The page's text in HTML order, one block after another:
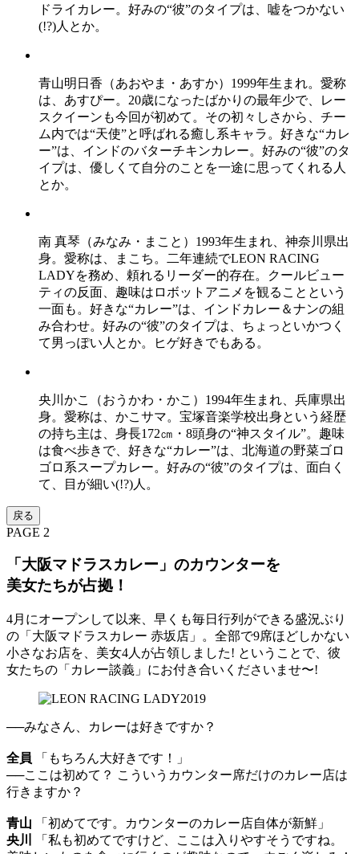
ドライカレー。好みの“彼”のタイプは、嘘をつかない
(!?)人とか。
青山明日香（あおやま・あすか）1999年生まれ。愛称
は、あすぴー。20歳になったばかりの最年少で、レー
スクイーンも今回が初めて。その初々しさから、チー
ム内では“天使”と呼ばれる癒し系キャラ。好きな“カレ
ー”は、インドのバターチキンカレー。好みの“彼”のタ
イプは、優しくて自分のことを一途に思ってくれる人
とか。
南 真琴（みなみ・まこと）1993年生まれ、神奈川県出
身。愛称は、まこち。二年連続でLEON RACING
LADYを務め、頼れるリーダー的存在。クールビュー
ティの反面、趣味はロボットアニメを観ることという
一面も。好きな“カレー”は、インドカレー＆ナンの組
み合わせ。好みの“彼”のタイプは、ちょっといかつく
て男っぽい人とか。ヒゲ好きでもある。
央川かこ（おうかわ・かこ）1994年生まれ、兵庫県出
身。愛称は、かこサマ。宝塚音楽学校出身という経歴
の持ち主は、身長172㎝・8頭身の“神スタイル”。趣味
は食べ歩きで、好きな“カレー”は、北海道の野菜ゴロ
ゴロ系スープカレー。好みの“彼”のタイプは、面白く
て、目が細い(!?)人。
戻る
PAGE 2
「大阪マドラスカレー」のカウンターを
美女たちが占拠！
4月にオープンして以来、早くも毎日行列ができる盛況ぶり
の「大阪マドラスカレー 赤坂店」。全部で9席ほどしかない
小さなお店を、美女4人が占領しました! ということで、彼
女たちの「カレー談義」にお付き合いくださいませ〜!
──みなさん、カレーは好きですか？
全員 「もちろん大好きです！」
──ここは初めて？ こういうカウンター席だけのカレー店は
行きますか？
青山 「初めてです。カウンターのカレー店自体が新鮮」
央川
「私も初めてですけど、ここは入りやすそうですね。